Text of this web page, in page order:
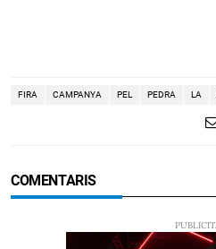
FIRA CAMPANYA PEL PEDRA LA
COMENTARIS